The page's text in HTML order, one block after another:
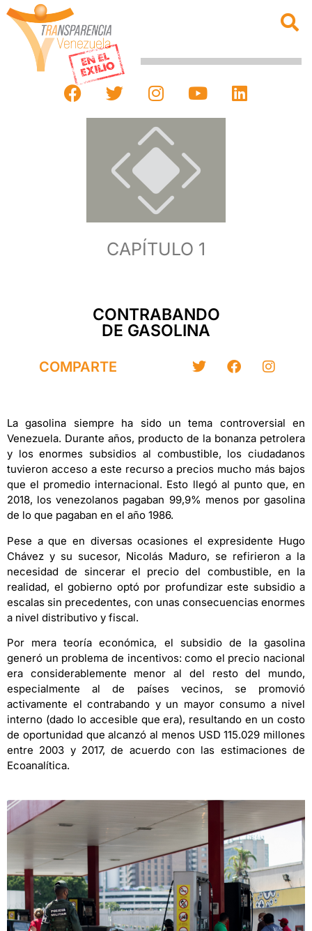
CAPÍTULO 1
CONTRABANDO
DE GASOLINA
COMPARTE
La gasolina siempre ha sido un tema controversial en
Venezuela. Durante años, producto de la bonanza petrolera
y los enormes subsidios al combustible, los ciudadanos
tuvieron acceso a este recurso a precios mucho más bajos
que el promedio internacional. Esto llegó al punto que, en
2018, los venezolanos pagaban 99,9% menos por gasolina
de lo que pagaban en el año 1986.
Pese a que en diversas ocasiones el expresidente Hugo
Chávez y su sucesor, Nicolás Maduro, se refirieron a la
necesidad de sincerar el precio del combustible, en la
realidad, el gobierno optó por profundizar este subsidio a
escalas sin precedentes, con unas consecuencias enormes
a nivel distributivo y fiscal.
Por mera teoría económica, el subsidio de la gasolina
generó un problema de incentivos: como el precio nacional
era considerablemente menor al del resto del mundo,
especialmente al de países vecinos, se promovió
activamente el contrabando y un mayor consumo a nivel
interno (dado lo accesible que era), resultando en un costo
de oportunidad que alcanzó al menos USD 115.029 millones
entre 2003 y 2017, de acuerdo con las estimaciones de
Ecoanalítica.